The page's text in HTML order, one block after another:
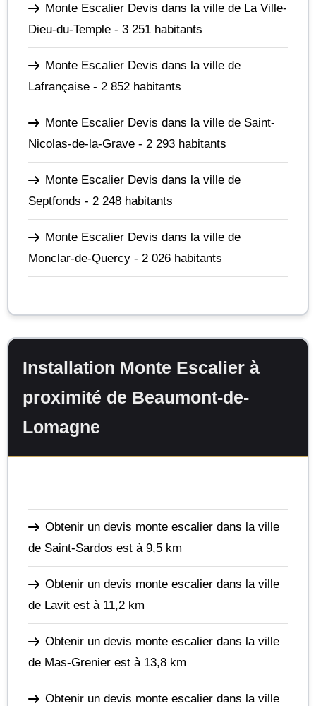
Monte Escalier Devis dans la ville de La Ville-
Dieu-du-Temple - 3 251 habitants
Monte Escalier Devis dans la ville de
Lafrançaise - 2 852 habitants
Monte Escalier Devis dans la ville de Saint-
Nicolas-de-la-Grave - 2 293 habitants
Monte Escalier Devis dans la ville de
Septfonds - 2 248 habitants
Monte Escalier Devis dans la ville de
Monclar-de-Quercy - 2 026 habitants
Installation Monte Escalier à
proximité de Beaumont-de-
Lomagne
Obtenir un devis monte escalier dans la ville
de Saint-Sardos est à 9,5 km
Obtenir un devis monte escalier dans la ville
de Lavit est à 11,2 km
Obtenir un devis monte escalier dans la ville
de Mas-Grenier est à 13,8 km
Obtenir un devis monte escalier dans la ville